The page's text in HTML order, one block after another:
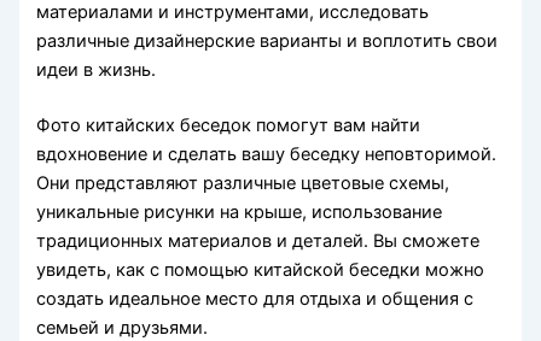
материалами и инструментами, исследовать
различные дизайнерские варианты и воплотить свои
идеи в жизнь.
Фото китайских беседок помогут вам найти
вдохновение и сделать вашу беседку неповторимой.
Они представляют различные цветовые схемы,
уникальные рисунки на крыше, использование
традиционных материалов и деталей. Вы сможете
увидеть, как с помощью китайской беседки можно
создать идеальное место для отдыха и общения с
семьей и друзьями.